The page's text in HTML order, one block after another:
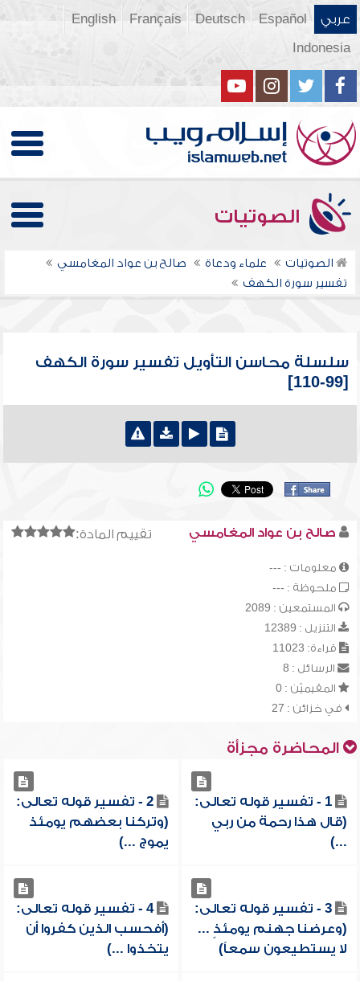
عربي Español
Deutsch
Français
English
Indonesia
الصوتيات
الصوتيات علماء ودعاة
صالح بن عواد المغامسي
تفسير سورة الكهف
سلسلة محاسن التأويل تفسير سورة الكهف
[99-110]
تقييم المادة: صالح بن عواد المغامسي
معلومات : ---
ملحوظة : ---
المستمعين : 2089
التنزيل : 12389
قراءة: 11023
الرسائل : 8
المقيميّن : 0
في خزائن : 27
المحاضرة مجزأة
1 - تفسير قوله تعالى:
(قال هذا رحمة من ربي
...)
2 - تفسير قوله تعالى:
(وتركنا بعضهم يومئذ
يموج ...)
3 - تفسير قوله تعالى:
(وعرضنا جهنم يومئذٍ ...
لا يستطيعون سمعاً)
4 - تفسير قوله تعالى:
(أفحسب الذين كفروا أن
يتخذوا ...)